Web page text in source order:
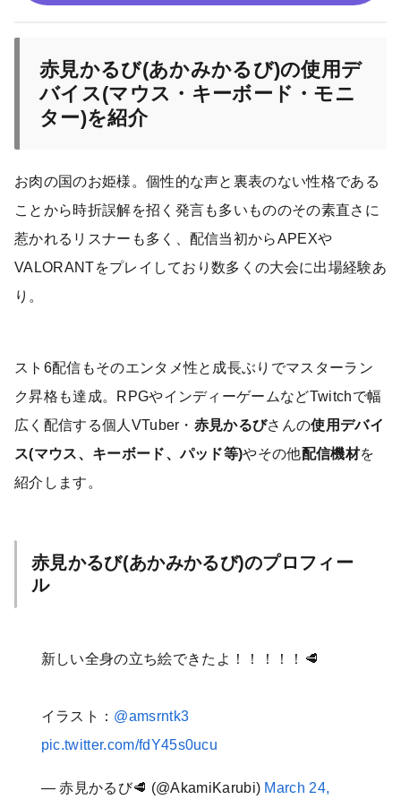
赤見かるび(あかみかるび)の使用デ
バイス(マウス・キーボード・モニ
ター)を紹介
お肉の国のお姫様。個性的な声と裏表のない性格である
ことから時折誤解を招く発言も多いもののその素直さに
惹かれるリスナーも多く、配信当初からAPEXや
VALORANTをプレイしており数多くの大会に出場経験あ
り。
スト6配信もそのエンタメ性と成長ぶりでマスターラン
ク昇格も達成。RPGやインディーゲームなどTwitchで幅
広く配信する個人VTuber・ 赤見かるびさんの使用デバイ
ス(マウス、キーボード、パッド等)やその他配信機材を
紹介します。
赤見かるび(あかみかるび)のプロフィー
ル
新しい全身の立ち絵できたよ！！！！！🥩
イラスト： @amsrntk3
pic.twitter.com/fdY45s0ucu
— 赤見かるび🥩 (@AkamiKarubi) March 24,